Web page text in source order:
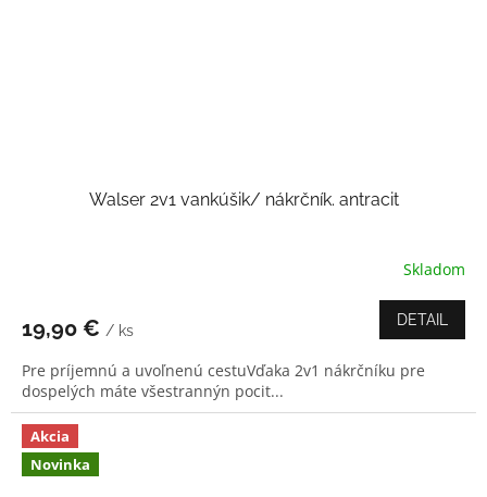
Walser 2v1 vankúšik/ nákrčník. antracit
Skladom
19,90 € / ks
DETAIL
Pre príjemnú a uvoľnenú cestuVďaka 2v1 nákrčníku pre
dospelých máte všestrannýn pocit...
Akcia
Novinka